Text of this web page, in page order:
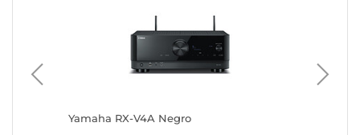
Yamaha RX-V4A Negro